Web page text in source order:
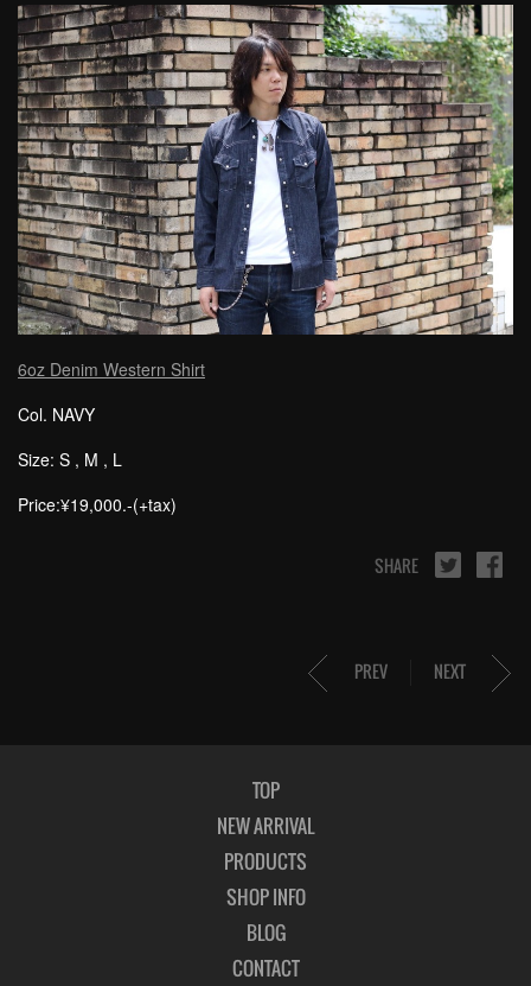
6oz Denim Western Shirt
Col. NAVY
Size: S , M , L
Price:¥19,000.-(+tax)
SHARE
PREV NEXT
TOP
NEW ARRIVAL
PRODUCTS
SHOP INFO
BLOG
CONTACT